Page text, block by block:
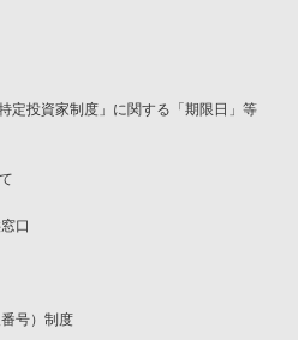
定投資家制度」に関する「期限日」等
口
号）制度